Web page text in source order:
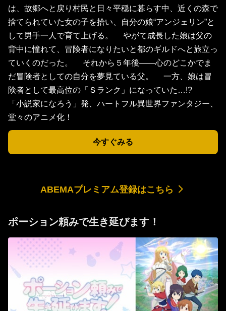
は、故郷へと戻り村民と日々平穏に暮らす中、近くの森で
捨てられていた女の子を拾い、自分の娘“アンジェリン”と
して男手一人で育て上げる。 やがて成長した娘は父の
背中に憧れて、冒険者になりたいと都のギルドへと旅立っ
ていくのだった。 それから５年後――心のどこかでま
だ冒険者としての自分を夢見ている父。 一方、娘は冒
険者として最高位の「Ｓランク」になっていた…!?
「小説家になろう」発、ハートフル異世界ファンタジー、
堂々のアニメ化！
今すぐみる
ABEMAプレミアム登録はこちら
ポーション頼みで生き延びます！